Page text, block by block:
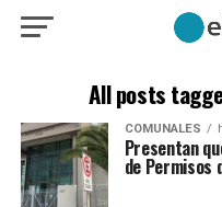
All posts
COMUNALES
Presentan
de Permisos